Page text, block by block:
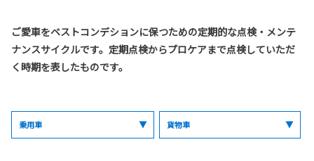
ご愛車をベストコンデションに保つための定期的な点検・メンテ
ナンスサイクルです。定期点検からプロケアまで点検していただ
く時期を表したものです。
乗用車 貨物車